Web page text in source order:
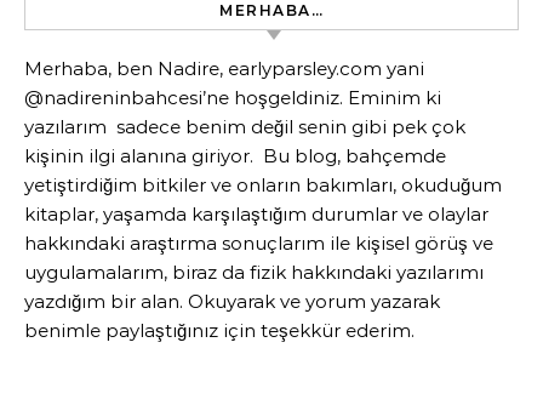
MERHABA…
Merhaba, ben Nadire, earlyparsley.com yani
@nadireninbahcesi’ne hoşgeldiniz. Eminim ki
yazılarım sadece benim değil senin gibi pek çok
kişinin ilgi alanına giriyor. Bu blog, bahçemde
yetiştirdiğim bitkiler ve onların bakımları, okuduğum
kitaplar, yaşamda karşılaştığım durumlar ve olaylar
hakkındaki araştırma sonuçlarım ile kişisel görüş ve
uygulamalarım, biraz da fizik hakkındaki yazılarımı
yazdığım bir alan. Okuyarak ve yorum yazarak
benimle paylaştığınız için teşekkür ederim.